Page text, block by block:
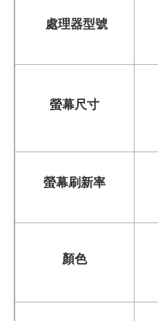
處理器型號
螢幕尺寸
螢幕刷新率
顏色